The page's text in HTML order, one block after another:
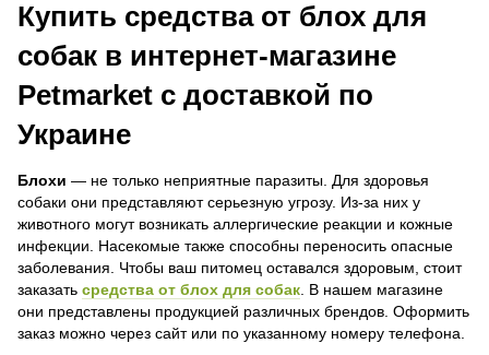
Купить средства от блох для
собак в интернет-магазине
Petmarket с доставкой по
Украине
Блохи — не только неприятные паразиты. Для здоровья
собаки они представляют серьезную угрозу. Из-за них у
животного могут возникать аллергические реакции и кожные
инфекции. Насекомые также способны переносить опасные
заболевания. Чтобы ваш питомец оставался здоровым, стоит
заказать средства от блох для собак. В нашем магазине
они представлены продукцией различных брендов. Оформить
заказ можно через сайт или по указанному номеру телефона.